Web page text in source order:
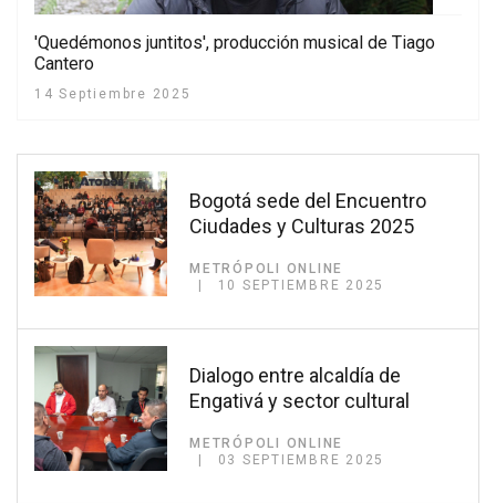
'Quedémonos juntitos', producción musical de Tiago
Cantero
14 Septiembre 2025
Bogotá sede del Encuentro
Ciudades y Culturas 2025
METRÓPOLI ONLINE
10 SEPTIEMBRE 2025
Dialogo entre alcaldía de
Engativá y sector cultural
METRÓPOLI ONLINE
03 SEPTIEMBRE 2025